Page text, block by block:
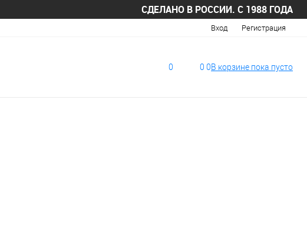
СДЕЛАНО В РОССИИ. С 1988 ГОДА
Вход Регистрация
0 0 0В корзине пока пусто